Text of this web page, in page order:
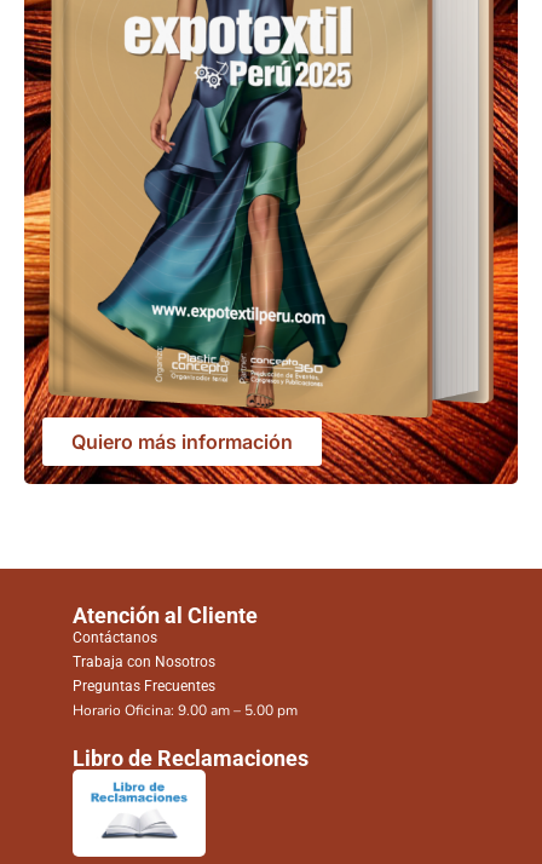
Quiero más información
Atención al Cliente
Contáctanos
Trabaja con Nosotros
Preguntas Frecuentes
Horario Oficina: 9.00 am – 5.00 pm
Libro de Reclamaciones